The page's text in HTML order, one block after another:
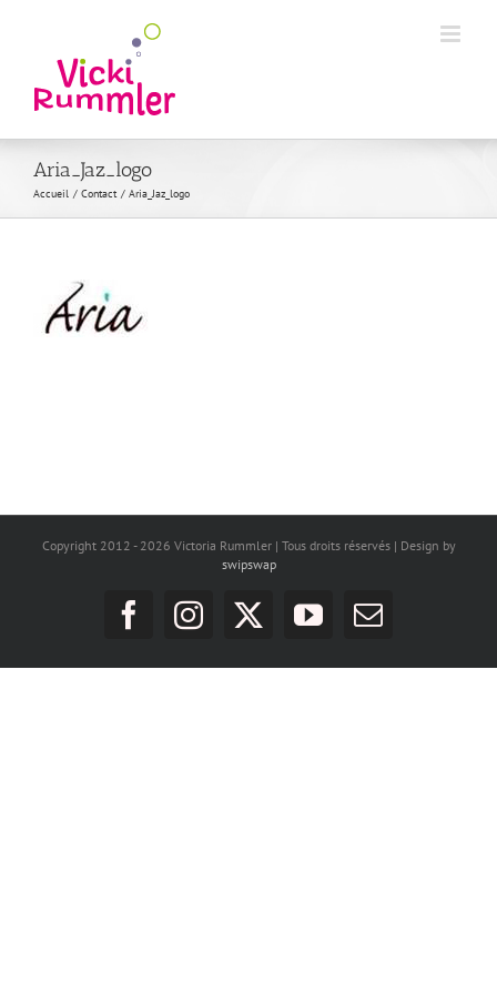
Aria_Jaz_logo
Accueil Contact Aria_Jaz_logo
Copyright 2012 - 2026 Victoria Rummler | Tous droits réservés | Design by
swipswap
FacebookInstagram
X YouTube
Email